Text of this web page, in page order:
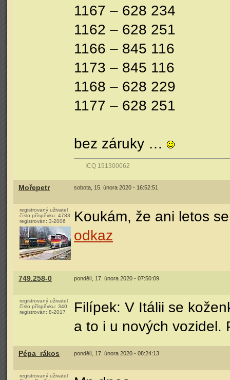
1167 – 628 234
1162 – 628 251
1166 – 845 116
1173 – 845 116
1168 – 628 229
1177 – 628 251
bez záruky …
ICQ 191300062
Mořepetr sobota, 15. února 2020 - 16:52:51
registrovaný uživatel
číslo příspěvku: 4783
registrován: 3-2006
Koukám, že ani letos
odkaz
749.258-0 pondělí, 17. února 2020 - 07:50:09
registrovaný uživatel
číslo příspěvku: 340
registrován: 8-2017
Filípek: V Itálii se
a to i u nových vozidel.
Pépa_rákos pondělí, 17. února 2020 - 08:24:13
registrovaný uživatel